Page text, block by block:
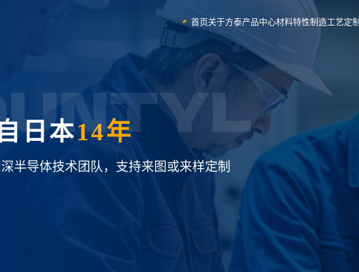
首页 关于方泰产品中心材料特性制造工艺定
◆ 快速交付
，替代进口方案，交期缩短30%